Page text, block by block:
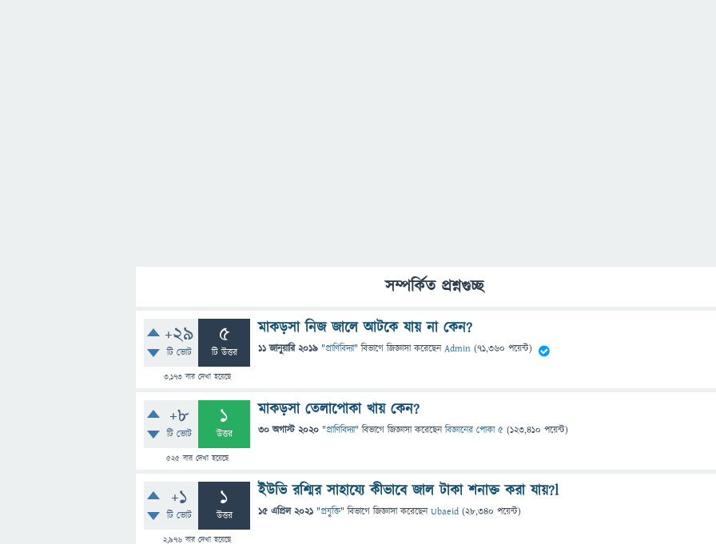
সম্পর্কিত প্রশ্নগুচ্ছ
+29
টি ভোট
5
টি উত্তর
3,173বার দেখা হয়েছে
মাকড়সা নিজ জালে আটকে যায় না কেন?
11 জানুয়ারি 2019 "প্রাণিবিদ্যা" বিভাগে জিজ্ঞাসাকরেছেনAdmin (71,360 পয়েন্ট)
+8
টি ভোট
1
উত্তর
525বার দেখা হয়েছে
মাকড়সা তেলাপোকা খায় কেন?
30 অগাস্ট 2020 "প্রাণিবিদ্যা" বিভাগে জিজ্ঞাসাকরেছেনবিজ্ঞানের পোকা ৫ (123,410 পয়েন্ট)
+1
টি ভোট
1
উত্তর
2,976 বার দেখা হয়েছে
ইউভি রশ্মির সাহায্যে কীভাবে জাল টাকা শনাক্ত করা যায়?l
15 এপ্রিল 2021 "প্রযুক্তি" বিভাগে জিজ্ঞাসাকরেছেনUbaeid (28,340 পয়েন্ট)